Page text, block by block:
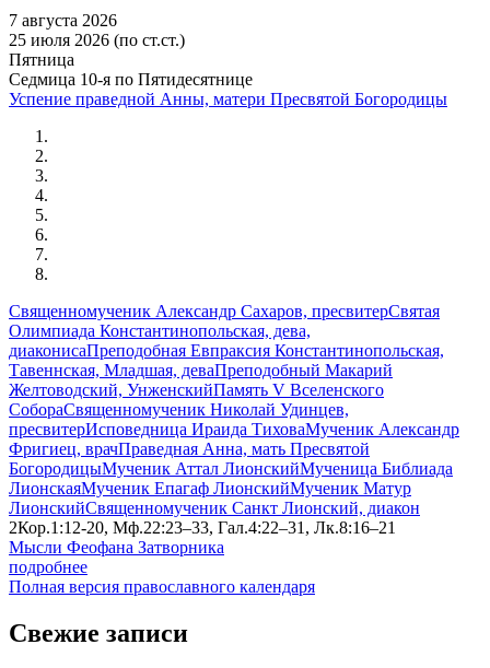
7 августа 2026
25 июля 2026 (по ст.ст.)
Пятница
Седмица 10-я по Пятидесятнице
Успение праведной Анны, матери Пресвятой Богородицы
Священномученик Александр Сахаров, пресвитерСвятая
Олимпиада Константинопольская, дева,
диаконисаПреподобная Евпраксия Константинопольская,
Тавеннская, Младшая, деваПреподобный Макарий
Желтоводский, УнженскийПамять V Вселенского
СобораСвященномученик Николай Удинцев,
пресвитерИсповедница Ираида ТиховаМученик Александр
Фригиец, врачПраведная Анна, мать Пресвятой
БогородицыМученик Аттал ЛионскийМученица Библиада
ЛионскаяМученик Епагаф ЛионскийМученик Матур
ЛионскийСвященномученик Санкт Лионский, диакон
2Кор.1:12-20, Мф.22:23–33, Гал.4:22–31, Лк.8:16–21
Мысли Феофана Затворника
подробнее
Полная версия православного календаря
Свежие записи